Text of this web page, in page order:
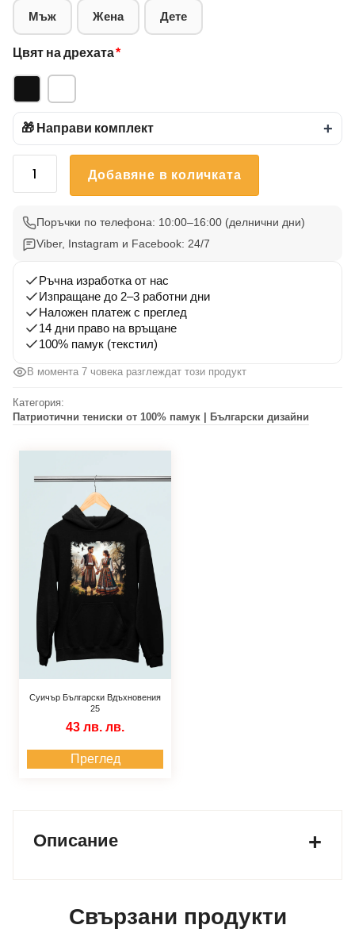
Мъж Жена Дете
Цвят на дрехата*
🎁 Направи комплект +
количество
Български
Вдъхновения
Добавяне в количката
Поръчки по телефона: 10:00–16:00 (делнични дни)
Viber, Instagram и Facebook: 24/7
Ръчна изработка от нас
Изпращане до 2–3 работни дни
Наложен платеж с преглед
14 дни право на връщане
100% памук (текстил)
В момента 7 човека разглеждат този продукт
Категория:
Патриотични тениски от 100% памук | Български дизайни
Суичър Български Вдъхновения
25
43 лв. лв.
Преглед
Описание
Свързани продукти